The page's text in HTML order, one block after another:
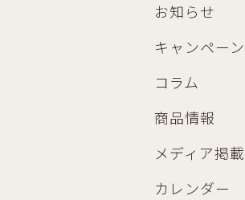
お知らせ
キャンペーン
コラム
商品情報
メディア掲載
カレンダー